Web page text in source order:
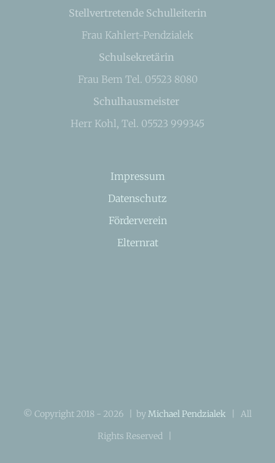
Stellvertretende Schulleiterin
Frau Kahlert-Pendzialek
Schulsekretärin
Frau Bem Tel. 05523 8080
Schulhausmeister
Herr Kohl, Tel. 05523 999345
Impressum
Datenschutz
Förderverein
Elternrat
© Copyright 2018 - 2026 | byMichael Pendzialek | All
Rights Reserved |